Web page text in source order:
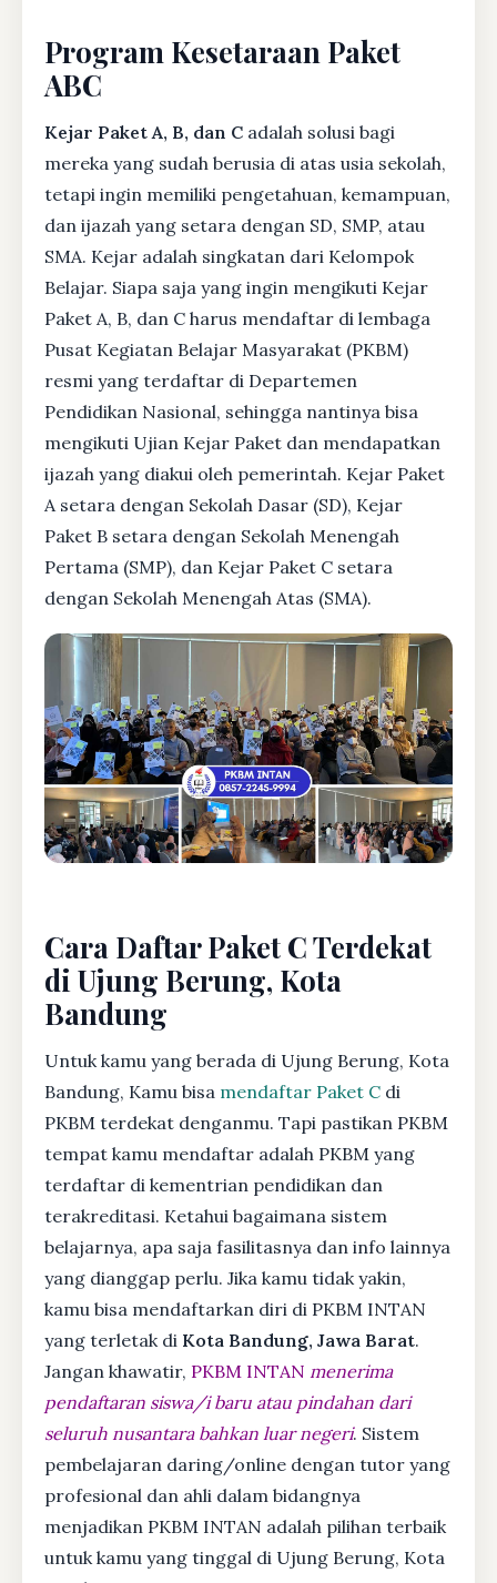
Program Kesetaraan Paket
ABC
Kejar Paket A, B, dan C adalah solusi bagi
mereka yang sudah berusia di atas usia sekolah,
tetapi ingin memiliki pengetahuan, kemampuan,
dan ijazah yang setara dengan SD, SMP, atau
SMA. Kejar adalah singkatan dari Kelompok
Belajar. Siapa saja yang ingin mengikuti Kejar
Paket A, B, dan C harus mendaftar di lembaga
Pusat Kegiatan Belajar Masyarakat (PKBM)
resmi yang terdaftar di Departemen
Pendidikan Nasional, sehingga nantinya bisa
mengikuti Ujian Kejar Paket dan mendapatkan
ijazah yang diakui oleh pemerintah. Kejar Paket
A setara dengan Sekolah Dasar (SD), Kejar
Paket B setara dengan Sekolah Menengah
Pertama (SMP), dan Kejar Paket C setara
dengan Sekolah Menengah Atas (SMA).
Cara Daftar Paket C Terdekat
di Ujung Berung, Kota
Bandung
Untuk kamu yang berada di Ujung Berung, Kota
Bandung, Kamu bisa mendaftar Paket C di
PKBM terdekat denganmu. Tapi pastikan PKBM
tempat kamu mendaftar adalah PKBM yang
terdaftar di kementrian pendidikan dan
terakreditasi. Ketahui bagaimana sistem
belajarnya, apa saja fasilitasnya dan info lainnya
yang dianggap perlu. Jika kamu tidak yakin,
kamu bisa mendaftarkan diri di PKBM INTAN
yang terletak di Kota Bandung, Jawa Barat.
Jangan khawatir, PKBM INTAN menerima
pendaftaran siswa/i baru atau pindahan dari
seluruh nusantara bahkan luar negeri. Sistem
pembelajaran daring/online dengan tutor yang
profesional dan ahli dalam bidangnya
menjadikan PKBM INTAN adalah pilihan terbaik
untuk kamu yang tinggal di Ujung Berung, Kota